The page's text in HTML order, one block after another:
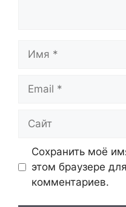
Сохранить моё
этом браузере
комментариев.